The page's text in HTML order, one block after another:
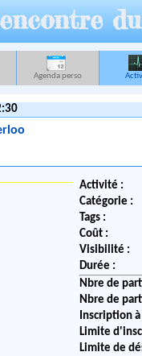
Agenda perso
Activité :
Catégorie :
Tags :
Coût :
Visibilité :
Durée :
Nbre de
Nbre de
Inscription
Limite
Limite de